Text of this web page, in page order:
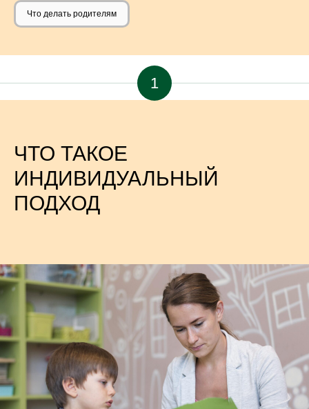
Что делать родителям
1
ЧТО ТАКОЕ
ИНДИВИДУАЛЬНЫЙ
ПОДХОД